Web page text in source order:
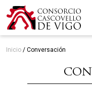
Inicio / Conversación